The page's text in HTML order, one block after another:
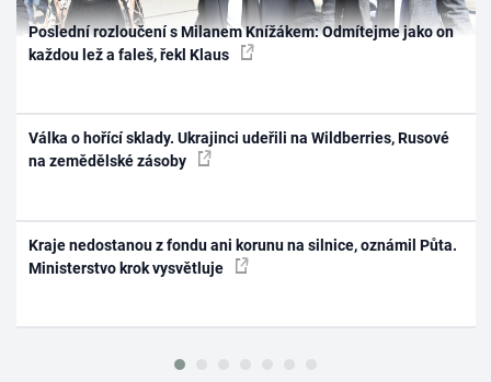
Poslední rozloučení s Milanem Knížákem: Odmítejme jako on
každou lež a faleš, řekl Klaus
Válka o hořící sklady. Ukrajinci udeřili na Wildberries, Rusové
na zemědělské zásoby
Kraje nedostanou z fondu ani korunu na silnice, oznámil Půta.
Ministerstvo krok vysvětluje